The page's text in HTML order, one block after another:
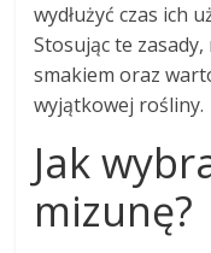
wydłużyć czas ich
Stosując te zasady,
smakiem oraz
wyjątkowej rośliny.
Jak
mizunę?